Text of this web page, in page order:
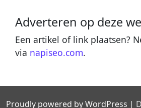
Adverteren op deze
Een artikel of link plaatsen?
via napiseo.com.
Proudly powered by WordPress |